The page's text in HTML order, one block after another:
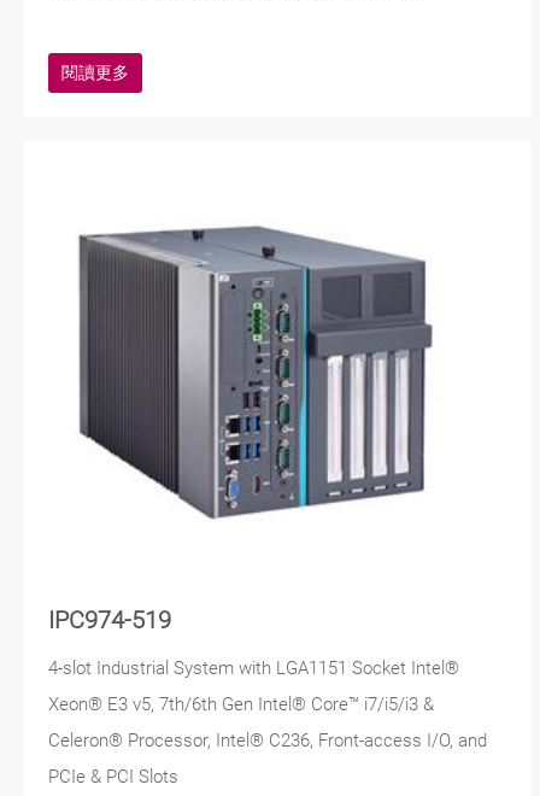
閱讀更多
IPC974-519
4-slot Industrial System with LGA1151 Socket Intel®
Xeon® E3 v5, 7th/6th Gen Intel® Core™ i7/i5/i3 &
Celeron® Processor, Intel® C236, Front-access I/O, and
PCIe & PCI Slots